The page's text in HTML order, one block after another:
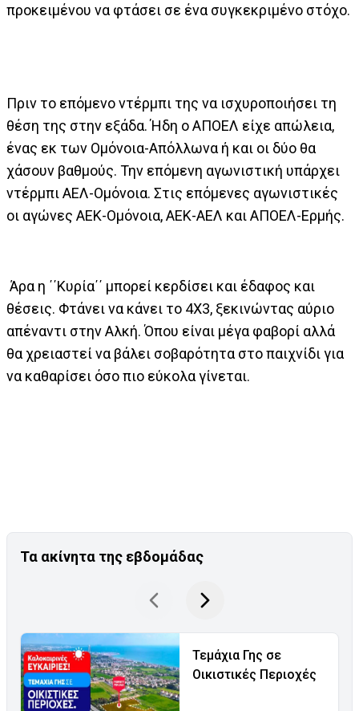
προκειμένου να φτάσει σε ένα συγκεκριμένο στόχο.
Πριν το επόμενο ντέρμπι της να ισχυροποιήσει τη
θέση της στην εξάδα. Ήδη ο ΑΠΟΕΛ είχε απώλεια,
ένας εκ των Ομόνοια-Απόλλωνα ή και οι δύο θα
χάσουν βαθμούς. Την επόμενη αγωνιστική υπάρχει
ντέρμπι ΑΕΛ-Ομόνοια. Στις επόμενες αγωνιστικές
οι αγώνες ΑΕΚ-Ομόνοια, ΑΕΚ-ΑΕΛ και ΑΠΟΕΛ-Ερμής.
Άρα η ΄΄Κυρία΄΄ μπορεί κερδίσει και έδαφος και
θέσεις. Φτάνει να κάνει το 4Χ3, ξεκινώντας αύριο
απέναντι στην Αλκή. Όπου είναι μέγα φαβορί αλλά
θα χρειαστεί να βάλει σοβαρότητα στο παιχνίδι για
να καθαρίσει όσο πιο εύκολα γίνεται.
Τα ακίνητα της εβδομάδας
Τεμάχια Γης σε
Οικιστικές Περιοχές